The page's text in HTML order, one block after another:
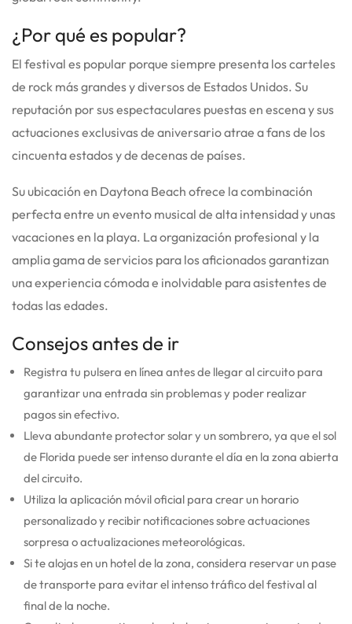
¿Por qué es popular?
El festival es popular porque siempre presenta los carteles
de rock más grandes y diversos de Estados Unidos. Su
reputación por sus espectaculares puestas en escena y sus
actuaciones exclusivas de aniversario atrae a fans de los
cincuenta estados y de decenas de países.
Su ubicación en Daytona Beach ofrece la combinación
perfecta entre un evento musical de alta intensidad y unas
vacaciones en la playa. La organización profesional y la
amplia gama de servicios para los aficionados garantizan
una experiencia cómoda e inolvidable para asistentes de
todas las edades.
Consejos antes de ir
Registra tu pulsera en línea antes de llegar al circuito para
garantizar una entrada sin problemas y poder realizar
pagos sin efectivo.
Lleva abundante protector solar y un sombrero, ya que el sol
de Florida puede ser intenso durante el día en la zona abierta
del circuito.
Utiliza la aplicación móvil oficial para crear un horario
personalizado y recibir notificaciones sobre actuaciones
sorpresa o actualizaciones meteorológicas.
Si te alojas en un hotel de la zona, considera reservar un pase
de transporte para evitar el intenso tráfico del festival al
final de la noche.